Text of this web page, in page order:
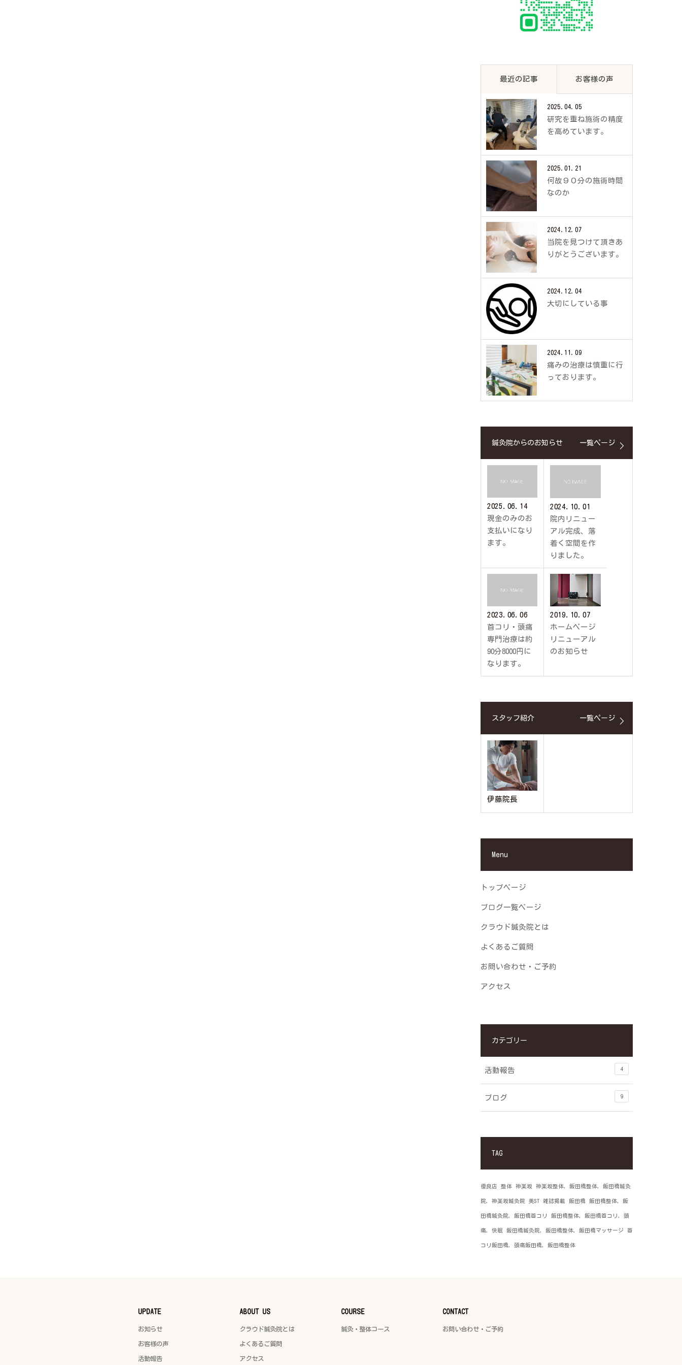
最近の記事 お客様の声
2025.04.05
研究を重ね施術の精度
を高めています。
2025.01.21
何故９０分の施術時間
なのか
2024.12.07
当院を見つけて頂きあ
りがとうございます。
2024.12.04
大切にしている事
2024.11.09
痛みの治療は慎重に行
っております。
鍼灸院からのお知らせ 一覧ページ
2025.06.14
現金のみのお
支払いになり
ます。
2024.10.01
院内リニュー
アル完成、落
着く空間を作
りました。
2023.06.06
首コリ・頭痛
専門治療は約
90分8000円に
なります。
2019.10.07
ホームページ
リニューアル
のお知らせ
スタッフ紹介 一覧ページ
伊藤院長
Menu
トップページ
ブログ一覧ページ
クラウド鍼灸院とは
よくあるご質問
お問い合わせ・ご予約
アクセス
カテゴリー
活動報告 4
ブログ 9
TAG
優良店 整体 神楽坂 神楽坂整体，飯田橋整体，飯田橋鍼灸
院，神楽坂鍼灸院 美ST 雑誌掲載 飯田橋 飯田橋整体，飯
田橋鍼灸院，飯田橋首コリ 飯田橋整体，飯田橋首コリ，頭
痛，快眠 飯田橋鍼灸院，飯田橋整体，飯田橋マッサージ 首
コリ飯田橋，頭痛飯田橋，飯田橋整体
UPDATE
お知らせ
お客様の声
活動報告
ABOUT US
クラウド鍼灸院とは
よくあるご質問
アクセス
COURSE
鍼灸・整体コース
CONTACT
お問い合わせ・ご予約